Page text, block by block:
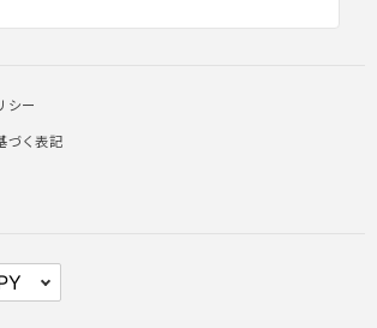
いい感じ。
シー
づく表記